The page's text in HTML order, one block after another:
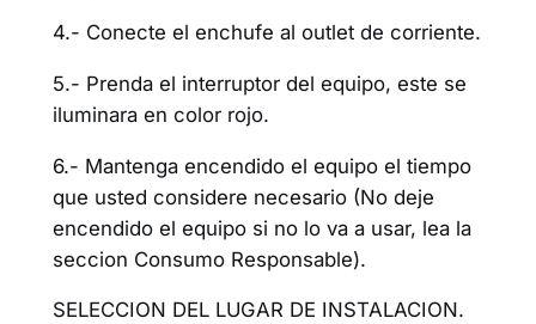
4.- Conecte el enchufe al outlet de corriente.
5.- Prenda el interruptor del equipo, este se
iluminara en color rojo.
6.- Mantenga encendido el equipo el tiempo
que usted considere necesario (No deje
encendido el equipo si no lo va a usar, lea la
seccion Consumo Responsable).
SELECCION DEL LUGAR DE INSTALACION.